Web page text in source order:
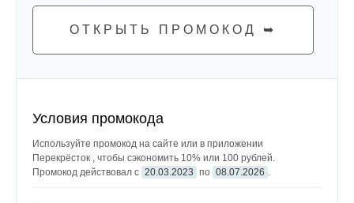
ОТКРЫТЬ ПРОМОКОД ➥
Условия промокода
Используйте промокод на сайте или в приложении
Перекрёсток , чтобы сэкономить 10% или 100 рублей.
Промокод действовал с 20.03.2023 по 08.07.2026 .